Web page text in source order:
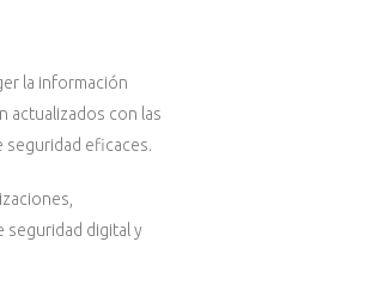
la información
actualizados con las
seguridad eficaces.
seguridad digital y